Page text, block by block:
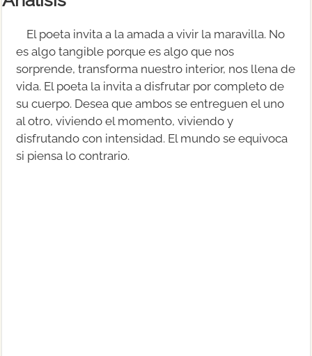
El poeta invita a la amada a vivir la maravilla. No
es algo tangible porque es algo que nos
sorprende, transforma nuestro interior, nos llena de
vida. El poeta la invita a disfrutar por completo de
su cuerpo. Desea que ambos se entreguen el uno
al otro, viviendo el momento, viviendo y
disfrutando con intensidad. El mundo se equivoca
si piensa lo contrario.